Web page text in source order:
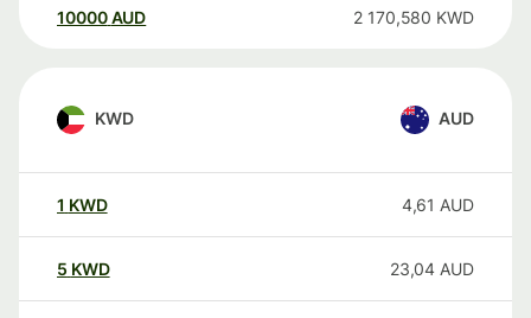
10000 AUD 2 170,580 KWD
KWD AUD
1 KWD 4,61 AUD
5 KWD 23,04 AUD